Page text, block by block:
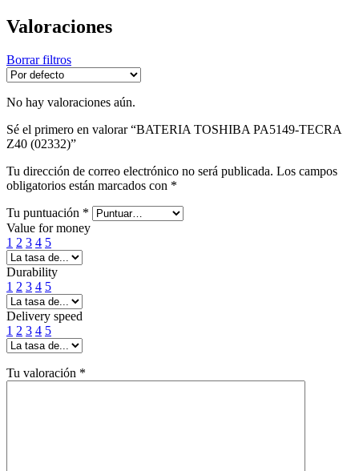
Valoraciones
Borrar filtros
No hay valoraciones aún.
Sé el primero en valorar “BATERIA TOSHIBA PA5149-TECRA
Z40 (02332)”
Tu dirección de correo electrónico no será publicada. Los campos
obligatorios están marcados con *
Tu puntuación *
Value for money
1 2 3 4 5
Durability
1 2 3 4 5
Delivery speed
1 2 3 4 5
Tu valoración *